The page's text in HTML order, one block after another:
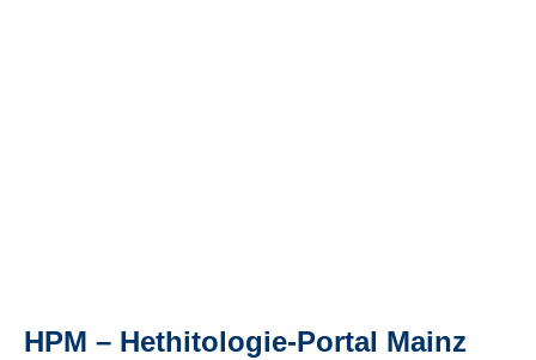
HPM – Hethitologie-Portal Mainz